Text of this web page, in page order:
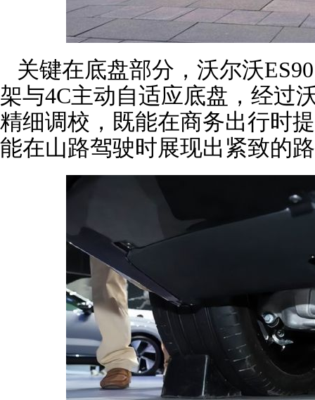
关键在底盘部分，沃尔沃
架与4C主动自适应底盘，经过
精细调校，既能在商务出行时
能在山路驾驶时展现出紧致的